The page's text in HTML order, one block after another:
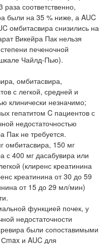
соответственно,
были на 35 % ниже, а AUC
омбитасвира снизились на
Викейра Пак нельзя
печеночной
Чайлд-Пью).
омбитасвира,
с легкой, средней и
клинически незначимо;
гепатитом C пациентов с
недостаточностью
Пак не требуется.
омбитасвира, 150 мг
с 400 мг дасабувира или
(клиренс креатинина
креатинина от 30 до 59
от 15 до 29 мл/мин)
функцией почек, у
недостаточности
были сопоставимыми
и AUC для